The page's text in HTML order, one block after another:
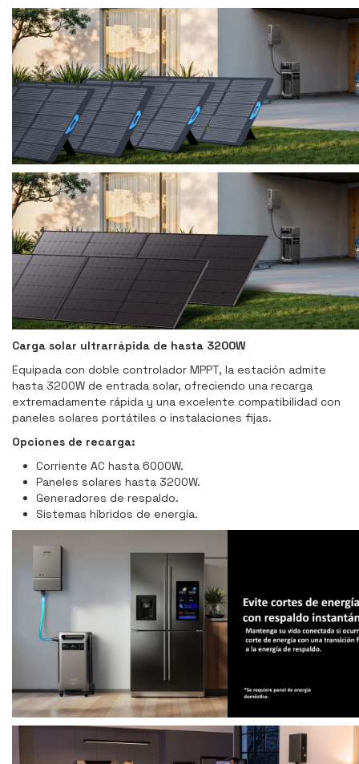
Carga solar ultrarrápida de hasta 3200W
Equipada con doble controlador MPPT, la estación admite
hasta 3200W de entrada solar, ofreciendo una recarga
extremadamente rápida y una excelente compatibilidad con
paneles solares portátiles o instalaciones fijas.
Opciones de recarga:
Corriente AC hasta 6000W.
Paneles solares hasta 3200W.
Generadores de respaldo.
Sistemas híbridos de energía.